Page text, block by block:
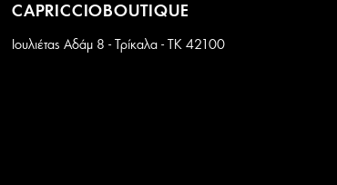
CAPRICCIOBOUTIQUE
Ιουλιέτας Αδάμ 8 - Τρίκαλα - ΤΚ 42100